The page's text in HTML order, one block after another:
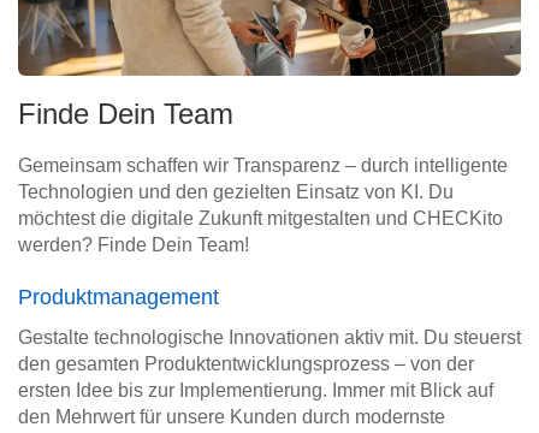
Finde Dein Team
Gemeinsam schaffen wir Transparenz – durch intelligente
Technologien und den gezielten Einsatz von KI. Du
möchtest die digitale Zukunft mitgestalten und CHECKito
werden? Finde Dein Team!
Produktmanagement
Gestalte technologische Innovationen aktiv mit. Du steuerst
den gesamten Produktentwicklungsprozess – von der
ersten Idee bis zur Implementierung. Immer mit Blick auf
den Mehrwert für unsere Kunden durch modernste